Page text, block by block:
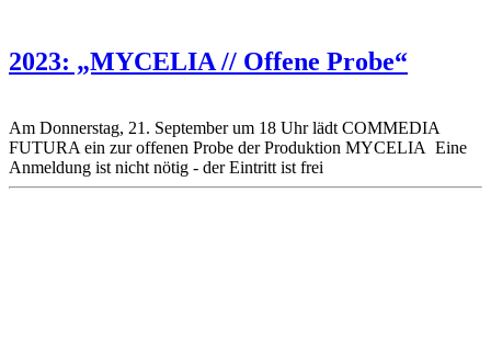
2023: „MYCELIA // Offene Probe“
Am Donnerstag, 21. September um 18 Uhr lädt COMMEDIA
FUTURA ein zur offenen Probe der Produktion MYCELIA Eine
Anmeldung ist nicht nötig - der Eintritt ist frei